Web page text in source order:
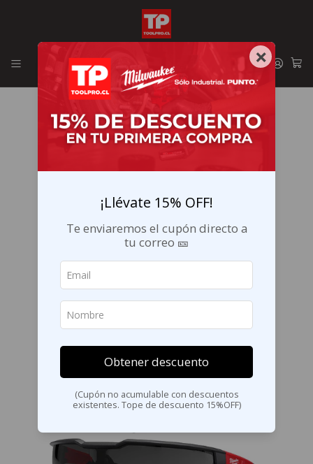
Envíos GRATIS en la RM por compras sobre $29.990
×
¡Llévate 15% OFF!
Te enviaremos el cupón directo a
tu correo 🎫
Obtener descuento
(Cupón no acumulable con descuentos
existentes. Tope de descuento 15%OFF)